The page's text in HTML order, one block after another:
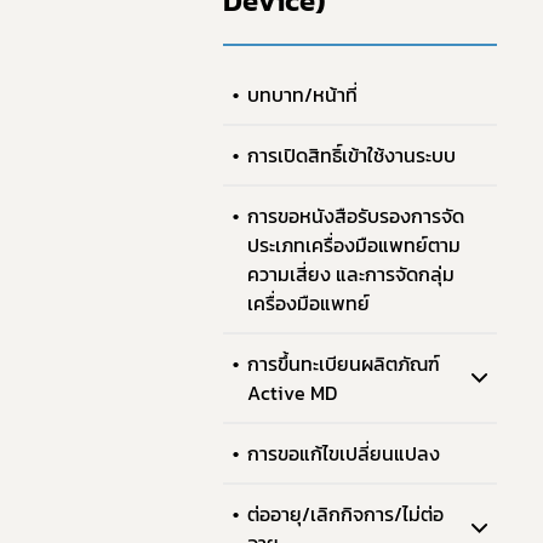
บทบาท/หน้าที่
การเปิดสิทธิ์เข้าใช้งานระบบ
การขอหนังสือรับรองการจัด
ประเภทเครื่องมือแพทย์ตาม
ความเสี่ยง และการจัดกลุ่ม
เครื่องมือแพทย์
การขึ้นทะเบียนผลิตภัณฑ์
Active MD
การขอแก้ไขเปลี่ยนแปลง
ต่ออายุ/เลิกกิจการ/ไม่ต่อ